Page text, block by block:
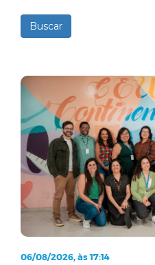
06/08/2026, às 17:14